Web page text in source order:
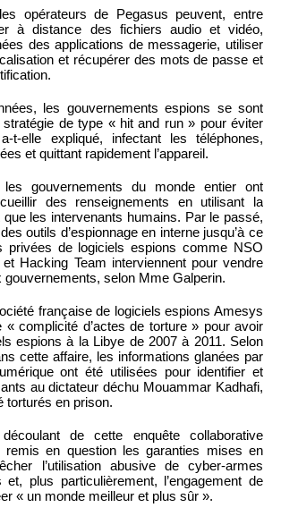
opérateurs de Pegasus peuvent, entre
à distance des fichiers audio et vidéo,
des applications de messagerie, utiliser
et récupérer des mots de passe et
les gouvernements espions se sont
de type « hit and run » pour éviter
t-elle expliqué, infectant les téléphones,
et quittant rapidement l’appareil.
gouvernements du monde entier ont
des renseignements en utilisant la
que les intervenants humains. Par le passé,
outils d’espionnage en interne jusqu’à ce
privées de logiciels espions comme NSO
Hacking Team interviennent pour vendre
gouvernements, selon Mme Galperin.
française de logiciels espions Amesys
complicité d’actes de torture » pour avoir
espions à la Libye de 2007 à 2011. Selon
cette affaire, les informations glanées par
ont été utilisées pour identifier et
au dictateur déchu Mouammar Kadhafi,
torturés en prison.
de cette enquête collaborative
remis en question les garanties mises en
l’utilisation abusive de cyber-armes
plus particulièrement, l’engagement de
« un monde meilleur et plus sûr ».